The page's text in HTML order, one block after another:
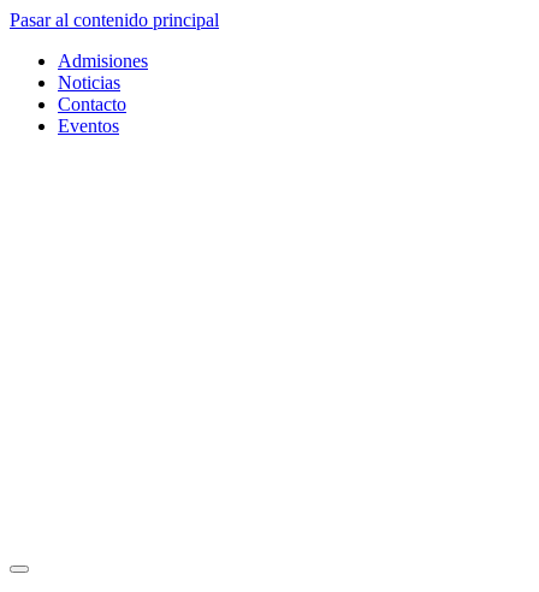
Pasar al contenido principal
Admisiones
Noticias
Contacto
Eventos